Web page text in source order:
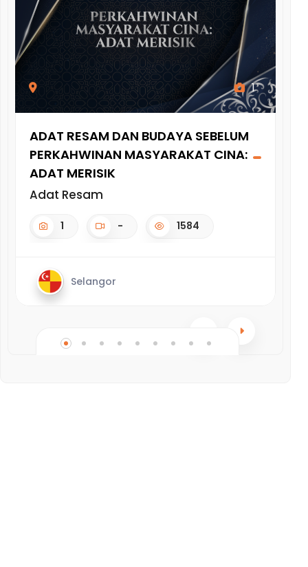
1
ADAT RESAM DAN BUDAYA SEBELUM
PERKAHWINAN MASYARAKAT CINA:
ADAT MERISIK
Adat Resam
1 - 1584
Selangor